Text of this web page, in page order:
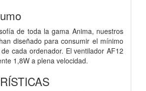
de toda la gama Anima, nuestros
diseñado para consumir el mínimo
cada ordenador. El ventilador AF12
1,8W a plena velocidad.